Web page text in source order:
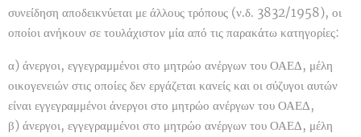
συνείδηση αποδεικνύεται με άλλους τρόπους (ν.δ. 3832/1958), οι
οποίοι ανήκουν σε τουλάχιστον μία από τις παρακάτω κατηγορίες:
α) άνεργοι, εγγεγραμμένοι στο μητρώο ανέργων του ΟΑΕΔ, μέλη
οικογενειών στις οποίες δεν εργάζεται κανείς και οι σύζυγοι αυτών
είναι εγγεγραμμένοι άνεργοι στο μητρώο ανέργων του ΟΑΕΔ,
β) άνεργοι, εγγεγραμμένοι στο μητρώο ανέργων του ΟΑΕΔ, μέλη